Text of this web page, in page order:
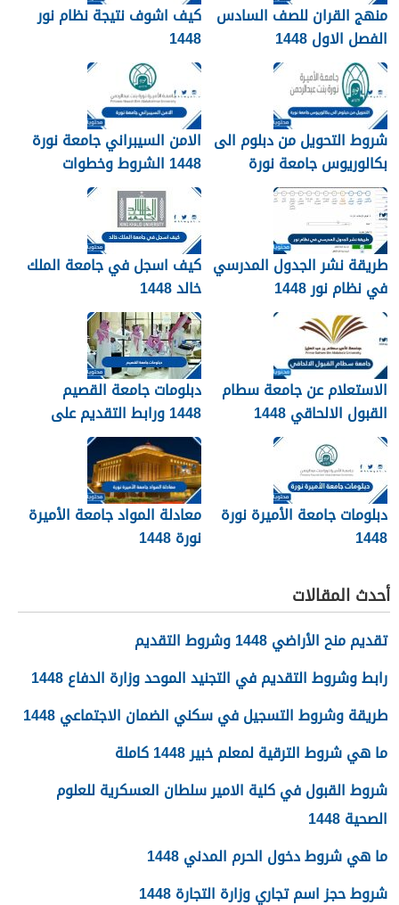
منهج القران للصف السادس
الفصل الاول 1448
كيف اشوف نتيجة نظام نور
1448
شروط التحويل من دبلوم الى
بكالوريوس جامعة نورة
1448
الامن السيبراني جامعة نورة
1448 الشروط وخطوات
التقديم
طريقة نشر الجدول المدرسي
في نظام نور 1448
كيف اسجل في جامعة الملك
خالد 1448
الاستعلام عن جامعة سطام
القبول الالحاقي 1448
دبلومات جامعة القصيم
1448 ورابط التقديم على
دبلومات جامعة القصيم
qudcss.com
دبلومات جامعة الأميرة نورة
1448
معادلة المواد جامعة الأميرة
نورة 1448
أحدث المقالات
تقديم منح الأراضي 1448 وشروط التقديم
رابط وشروط التقديم في التجنيد الموحد وزارة الدفاع 1448
طريقة وشروط التسجيل في سكني الضمان الاجتماعي 1448
ما هي شروط الترقية لمعلم خبير 1448 كاملة
شروط القبول في كلية الامير سلطان العسكرية للعلوم
الصحية 1448
ما هي شروط دخول الحرم المدني 1448
شروط حجز اسم تجاري وزارة التجارة 1448